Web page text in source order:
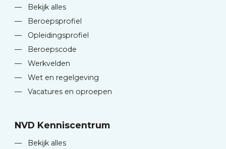
—
Bekijk alles
—
Beroepsprofiel
—
Opleidingsprofiel
—
Beroepscode
—
Werkvelden
—
Wet en regelgeving
—
Vacatures en oproepen
NVD Kenniscentrum
—
Bekijk alles